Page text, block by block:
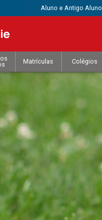
Aluno e Antigo Aluno
Matrículas Colégios